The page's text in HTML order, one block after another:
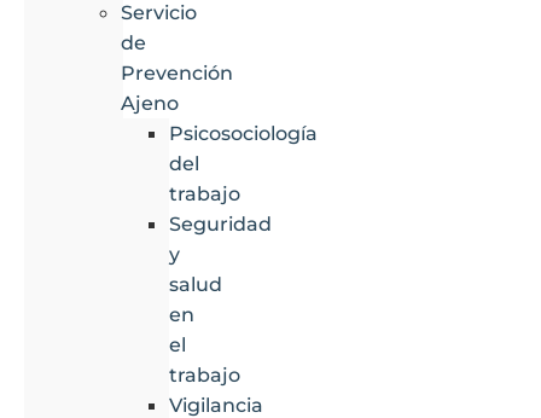
Servicio
de
Prevención
Ajeno
Psicosociología
del
trabajo
Seguridad
y
salud
en
el
trabajo
Vigilancia